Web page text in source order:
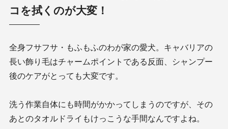
コを拭くのが大変！
全身フサフサ・もふもふのわが家の愛犬。キャバリアの
長い飾り毛はチャームポイントである反面、シャンプー
後のケアがとっても大変です。
洗う作業自体にも時間がかかってしまうのですが、その
あとのタオルドライもけっこうな手間なんですよね。